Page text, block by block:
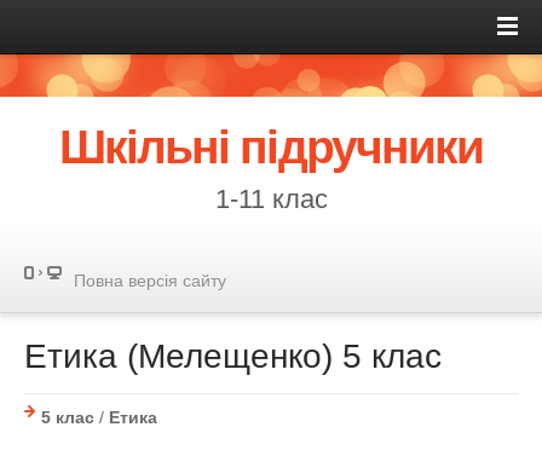
Шкільні підручники
1-11 клас
Повна версія сайту
Етика (Мелещенко) 5 клас
5 клас / Етика